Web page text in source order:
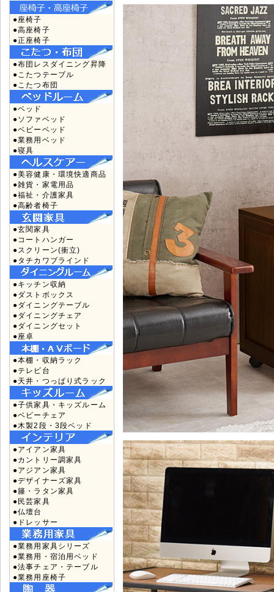
●座椅子
●高座椅子
●正座椅子
●布団レスダイニング昇降
●こたつテーブル
●こたつ布団
●ベッド
●ソファベッド
●ベビーベッド
●業務用ベッド
●寝具
●美容健康・環境快適商品
●雑貨・家電用品
●福祉・介護家具
●高齢者椅子
●玄関家具
●コートハンガー
●スクリーン(衝立)
●タチカワブラインド
●キッチン収納
●ダストボックス
●ダイニングテーブル
●ダイニングチェア
●ダイニングセット
●座卓
●本棚・収納ラック
●テレビ台
●天井・つっぱり式ラック
●子供家具・キッズルーム
●ベビーチェア
●木製2段・3段ベッド
●アイアン家具
●カントリー調家具
●アジアン家具
●デザイナーズ家具
●籐・ラタン家具
●民芸家具
●仏壇台
●ドレッサー
●業務用家具シリーズ
●業務用・宿泊用ベッド
●法事チェア・テーブル
●業務用座椅子